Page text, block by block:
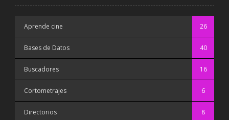
Aprende cine 26
Bases de Datos 40
Buscadores 16
Cortometrajes 6
Directorios 8